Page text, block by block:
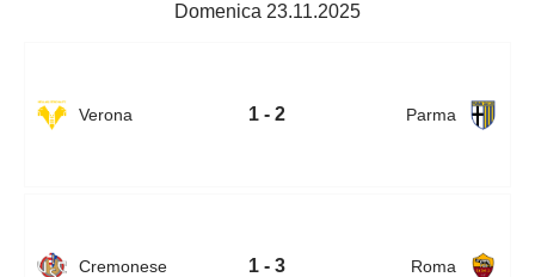
Domenica 23.11.2025
Verona 1 - 2 Parma
Cremonese 1 - 3 Roma